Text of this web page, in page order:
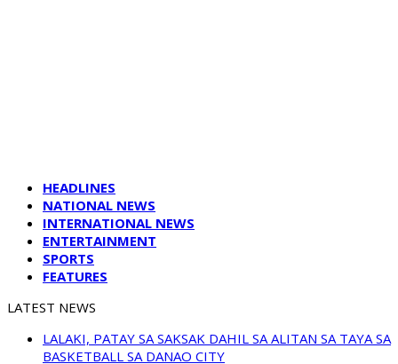
HEADLINES
NATIONAL NEWS
INTERNATIONAL NEWS
ENTERTAINMENT
SPORTS
FEATURES
LATEST NEWS
LALAKI, PATAY SA SAKSAK DAHIL SA ALITAN SA TAYA SA
BASKETBALL SA DANAO CITY